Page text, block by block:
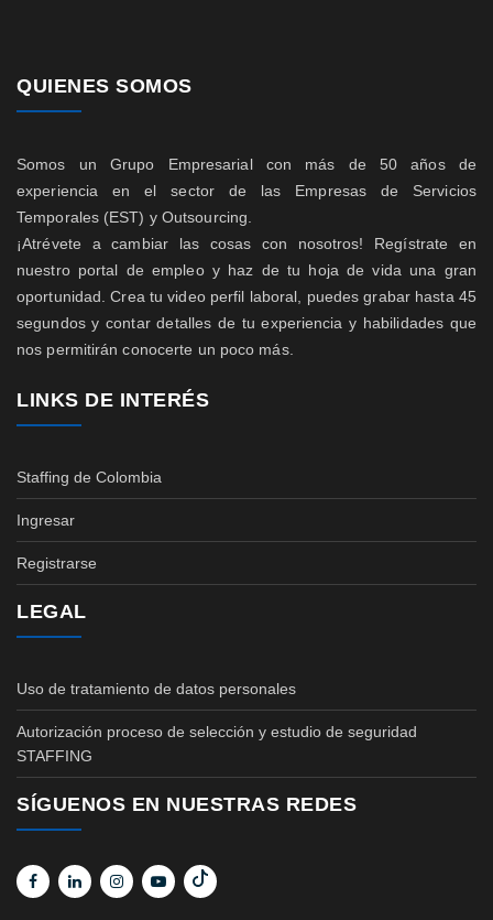
QUIENES SOMOS
Somos un Grupo Empresarial con más de 50 años de
experiencia en el sector de las Empresas de Servicios
Temporales (EST) y Outsourcing.
¡Atrévete a cambiar las cosas con nosotros! Regístrate en
nuestro portal de empleo y haz de tu hoja de vida una gran
oportunidad. Crea tu video perfil laboral, puedes grabar hasta 45
segundos y contar detalles de tu experiencia y habilidades que
nos permitirán conocerte un poco más.
LINKS DE INTERÉS
Staffing de Colombia
Ingresar
Registrarse
LEGAL
Uso de tratamiento de datos personales
Autorización proceso de selección y estudio de seguridad
STAFFING
SÍGUENOS EN NUESTRAS REDES